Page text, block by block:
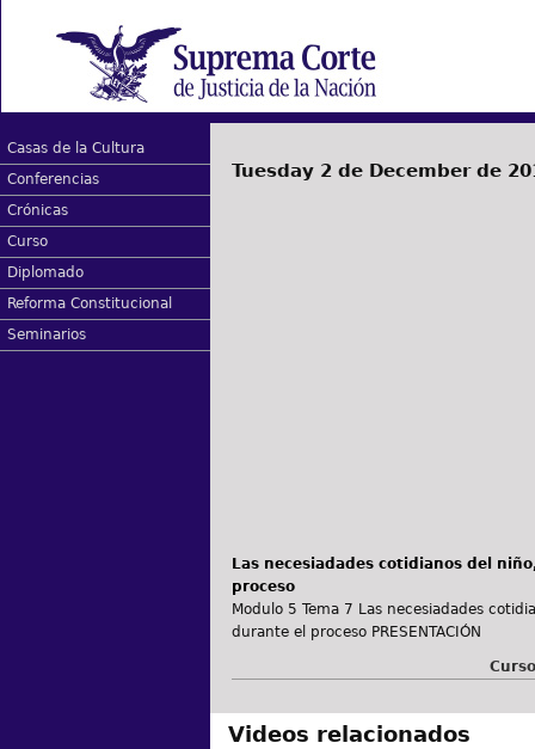
Casas de la Cultura
Conferencias
Crónicas
Curso
Diplomado
Reforma Constitucional
Seminarios
Tuesday 2 de December de
Las necesiadades cotidianos del
proceso
Modulo 5 Tema 7 Las necesiadades
durante el proceso PRESENTACIÓN
Videos relacionados